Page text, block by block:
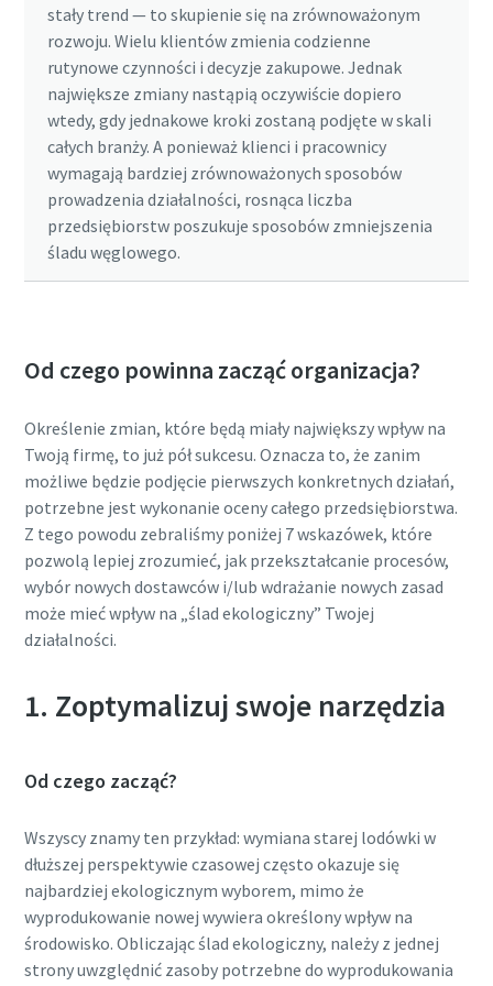
stały trend — to skupienie się na zrównoważonym
rozwoju. Wielu klientów zmienia codzienne
rutynowe czynności i decyzje zakupowe. Jednak
największe zmiany nastąpią oczywiście dopiero
wtedy, gdy jednakowe kroki zostaną podjęte w skali
całych branży. A ponieważ klienci i pracownicy
wymagają bardziej zrównoważonych sposobów
prowadzenia działalności, rosnąca liczba
przedsiębiorstw poszukuje sposobów zmniejszenia
śladu węglowego.
Od czego powinna zacząć organizacja?
Określenie zmian, które będą miały największy wpływ na
Twoją firmę, to już pół sukcesu. Oznacza to, że zanim
możliwe będzie podjęcie pierwszych konkretnych działań,
potrzebne jest wykonanie oceny całego przedsiębiorstwa.
Z tego powodu zebraliśmy poniżej 7 wskazówek, które
pozwolą lepiej zrozumieć, jak przekształcanie procesów,
wybór nowych dostawców i/lub wdrażanie nowych zasad
może mieć wpływ na „ślad ekologiczny” Twojej
działalności.
1. Zoptymalizuj swoje narzędzia
Od czego zacząć?
Wszyscy znamy ten przykład: wymiana starej lodówki w
dłuższej perspektywie czasowej często okazuje się
najbardziej ekologicznym wyborem, mimo że
wyprodukowanie nowej wywiera określony wpływ na
środowisko. Obliczając ślad ekologiczny, należy z jednej
strony uwzględnić zasoby potrzebne do wyprodukowania